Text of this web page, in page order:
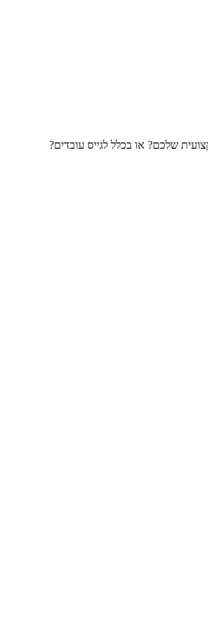
שלכם? או בכלל לגייס עובדים?